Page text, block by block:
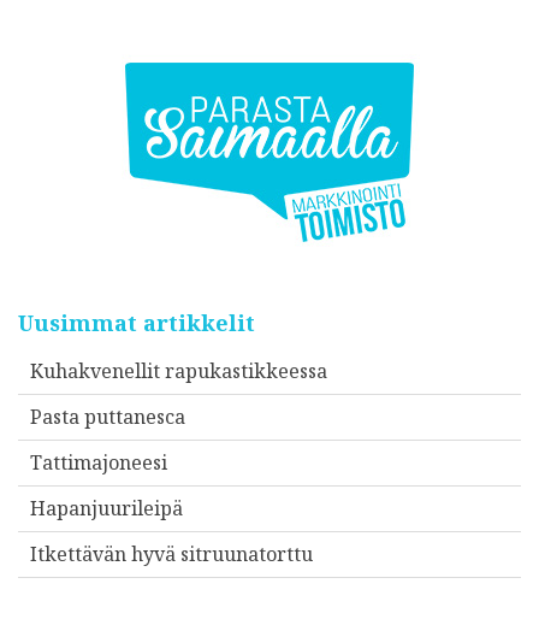
Uusimmat artikkelit
Kuhakvenellit rapukastikkeessa
Pasta puttanesca
Tattimajoneesi
Hapanjuurileipä
Itkettävän hyvä sitruunatorttu